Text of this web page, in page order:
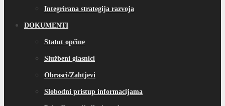
Integrirana strategija razvoja
DOKUMENTI
Statut općine
Službeni glasnici
Obrasci/Zahtjevi
Slobodni pristup informacijama